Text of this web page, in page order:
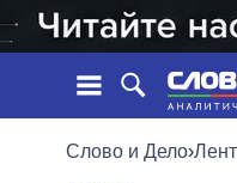
Слово и Дело›